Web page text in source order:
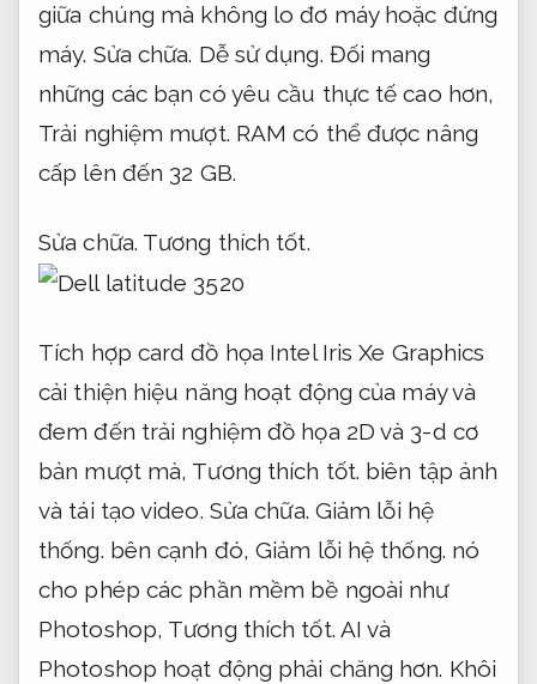
giữa chúng mà không lo đơ máy hoặc đứng
máy. Sửa chữa. Dễ sử dụng. Đối mang
những các bạn có yêu cầu thực tế cao hơn,
Trải nghiệm mượt. RAM có thể được nâng
cấp lên đến 32 GB.
Sửa chữa. Tương thích tốt.
Tích hợp card đồ họa Intel Iris Xe Graphics
cải thiện hiệu năng hoạt động của máy và
đem đến trải nghiệm đồ họa 2D và 3-d cơ
bản mượt mà, Tương thích tốt. biên tập ảnh
và tái tạo video. Sửa chữa. Giảm lỗi hệ
thống. bên cạnh đó,Giảm lỗi hệ thống. nó
cho phép các phần mềm bề ngoài như
Photoshop, Tương thích tốt. AI và
Photoshop hoạt động phải chăng hơn. Khôi